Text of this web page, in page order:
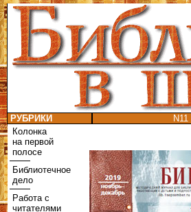
РУБРИКИ
Колонка
на первой
полосе
Библиотечное
дело
Работа с
читателями